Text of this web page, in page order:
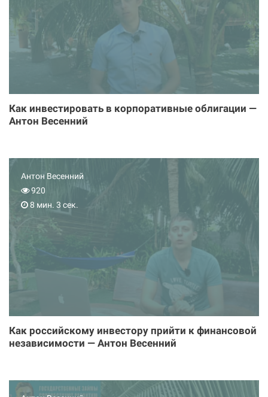
Как инвестировать в корпоративные облигации —
Антон Весенний
Антон Весенний
920
8 мин. 3 сек.
Как российскому инвестору прийти к финансовой
независимости — Антон Весенний